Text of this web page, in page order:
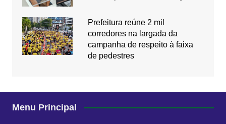
Prefeitura reúne 2 mil
corredores na largada da
campanha de respeito à faixa
de pedestres
Menu Principal